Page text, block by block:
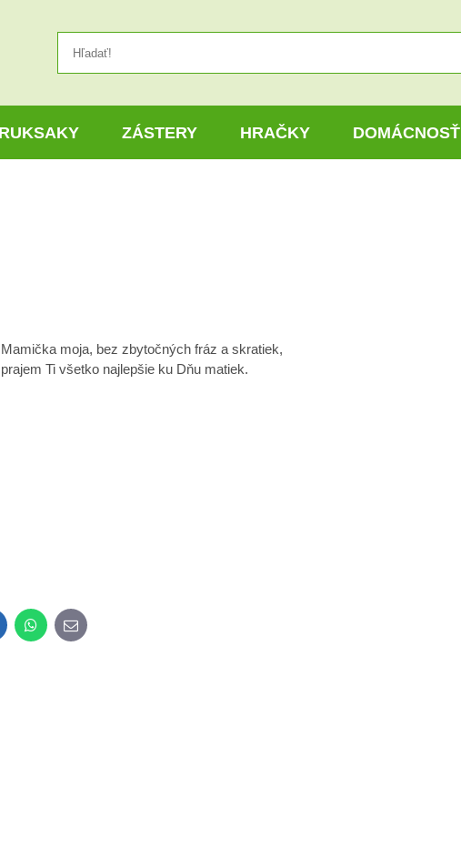
RUKSAKY ZÁSTERY HRAČKY DOMÁCNOSŤ
Mamička moja, bez zbytočných fráz a skratiek,
prajem Ti všetko najlepšie ku Dňu matiek.
WhatsApp
E-
mail